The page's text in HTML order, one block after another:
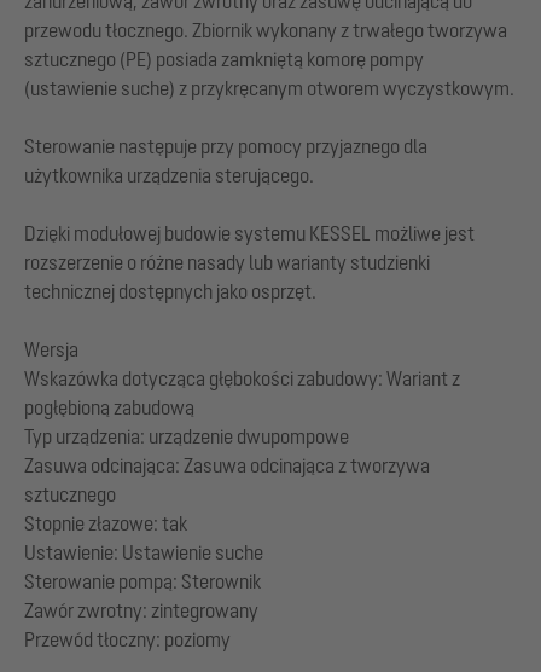
przewodu tłocznego. Zbiornik wykonany z trwałego tworzywa
sztucznego (PE) posiada zamkniętą komorę pompy
(ustawienie suche) z przykręcanym otworem wyczystkowym.
Sterowanie następuje przy pomocy przyjaznego dla
użytkownika urządzenia sterującego.
Dzięki modułowej budowie systemu KESSEL możliwe jest
rozszerzenie o różne nasady lub warianty studzienki
technicznej dostępnych jako osprzęt.
Wersja
Wskazówka dotycząca głębokości zabudowy: Wariant z
pogłębioną zabudową
Typ urządzenia: urządzenie dwupompowe
Zasuwa odcinająca: Zasuwa odcinająca z tworzywa
sztucznego
Stopnie złazowe: tak
Ustawienie: Ustawienie suche
Sterowanie pompą: Sterownik
Zawór zwrotny: zintegrowany
Przewód tłoczny: poziomy